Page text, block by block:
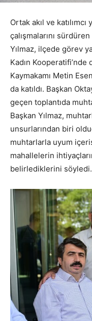
Ortak akıl ve
çalışmalarını
Yılmaz, ilçede görev
Kadın Kooperatifi’nde
Kaymakamı Metin
da katıldı. Başkan
geçen toplantıda
Başkan Yılmaz,
unsurlarından biri
muhtarlarla uyum
mahallelerin
belirlediklerini söyledi.